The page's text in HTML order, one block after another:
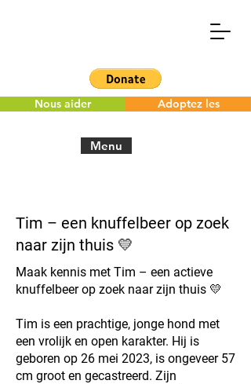
Nous aider Adoptez les
Menu
Tim – een knuffelbeer op zoek
naar zijn thuis 💛
Maak kennis met Tim – een actieve
knuffelbeer op zoek naar zijn thuis 💛
Tim is een prachtige, jonge hond met
een vrolijk en open karakter. Hij is
geboren op 26 mei 2023, is ongeveer 57
cm groot en gecastreerd. Zijn